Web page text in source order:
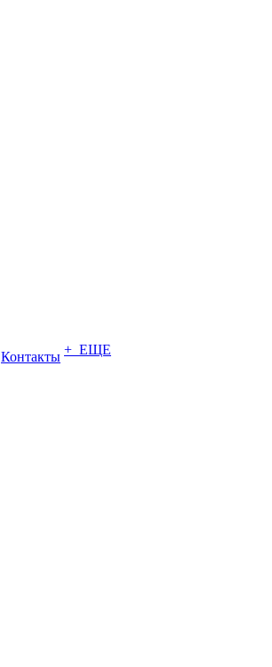
Контакты + ЕЩЕ